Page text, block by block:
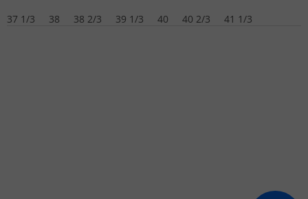
37 1/3
38 38 2/3 39 1/3 40 40 2/3 41 1/3